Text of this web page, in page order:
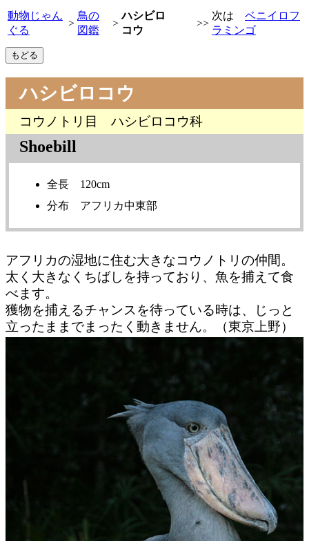
動物じゃん
ぐる
>
鳥の
図鑑
>
ハシビロ
コウ
>>
次は ベニイロフ
ラミンゴ
ハシビロコウ
コウノトリ目 ハシビロコウ科
Shoebill
全長 120cm
分布 アフリカ中東部
アフリカの湿地に住む大きなコウノトリの仲間。
太く大きなくちばしを持っており、魚を捕えて食
べます。
獲物を捕えるチャンスを待っている時は、じっと
立ったままでまったく動きません。（東京上野）